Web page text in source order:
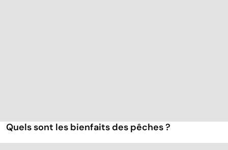
Quels sont les bienfaits des pêches ?